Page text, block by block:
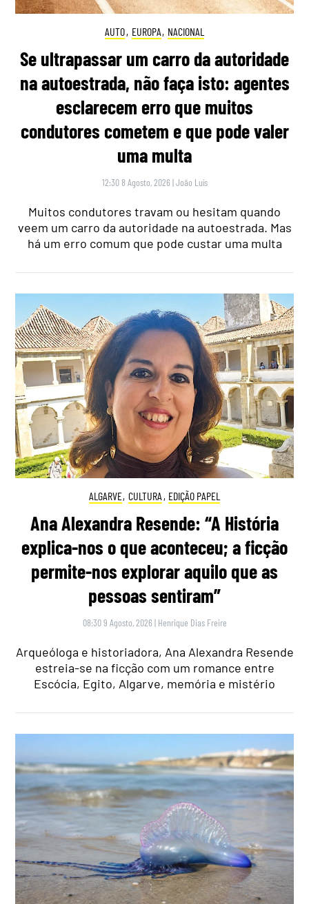
AUTO, EUROPA, NACIONAL
Se ultrapassar um carro da autoridade
na autoestrada, não faça isto: agentes
esclarecem erro que muitos
condutores cometem e que pode valer
uma multa
12:30 8 Agosto, 2026 |João Luís
Muitos condutores travam ou hesitam quando
veem um carro da autoridade na autoestrada. Mas
há um erro comum que pode custar uma multa
ALGARVE, CULTURA , EDIÇÃO PAPEL
Ana Alexandra Resende: “A História
explica-nos o que aconteceu; a ficção
permite-nos explorar aquilo que as
pessoas sentiram”
08:30 9 Agosto, 2026 | Henrique Dias Freire
Arqueóloga e historiadora, Ana Alexandra Resende
estreia-se na ficção com um romance entre
Escócia, Egito, Algarve, memória e mistério